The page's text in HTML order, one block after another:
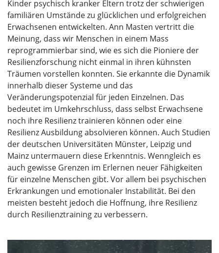
Kinder psychisch kranker Eltern trotz der schwierigen
familiären Umstände zu glücklichen und erfolgreichen
Erwachsenen entwickelten. Ann Masten vertritt die
Meinung, dass wir Menschen in einem Mass
reprogrammierbar sind, wie es sich die Pioniere der
Resilienzforschung nicht einmal in ihren kühnsten
Träumen vorstellen konnten. Sie erkannte die Dynamik
innerhalb dieser Systeme und das
Veränderungspotenzial für jeden Einzelnen. Das
bedeutet im Umkehrschluss, dass selbst Erwachsene
noch ihre Resilienz trainieren können oder eine
Resilienz Ausbildung absolvieren können. Auch Studien
der deutschen Universitäten Münster, Leipzig und
Mainz untermauern diese Erkenntnis. Wenngleich es
auch gewisse Grenzen im Erlernen neuer Fähigkeiten
für einzelne Menschen gibt. Vor allem bei psychischen
Erkrankungen und emotionaler Instabilität. Bei den
meisten besteht jedoch die Hoffnung, ihre Resilienz
durch Resilienztraining zu verbessern.